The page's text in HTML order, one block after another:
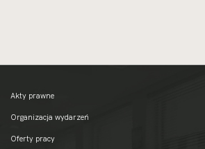
Akty prawne
Organizacja wydarzeń
Oferty pracy